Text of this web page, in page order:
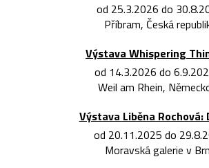
od 25.3.2026 do
Příbram, Česká
Výstava Whispering
od 14.3.2026 do
Weil am Rhein,
Výstava Liběna Rochová:
od 20.11.2025 do
Moravská galerie v